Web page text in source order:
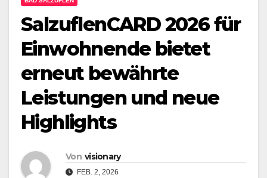
SalzuflenCARD 2026 für
Einwohnende bietet
erneut bewährte
Leistungen und neue
Highlights
Von visionary
FEB. 2, 2026